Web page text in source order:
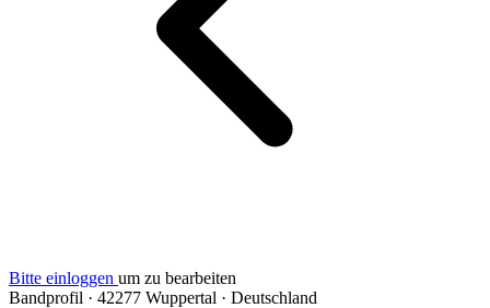
Bitte einloggen um zu bearbeiten
Bandprofil · 42277 Wuppertal · Deutschland